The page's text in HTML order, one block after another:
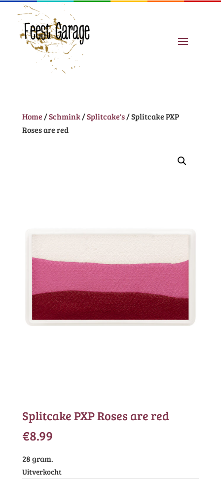
Home /Schmink/Splitcake's/ Splitcake PXP
Roses are red
Splitcake PXP Roses are red
€8.99
28 gram.
Uitverkocht